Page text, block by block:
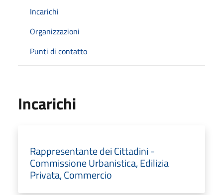
Incarichi
Organizzazioni
Punti di contatto
Incarichi
Rappresentante dei Cittadini -
Commissione Urbanistica, Edilizia
Privata, Commercio